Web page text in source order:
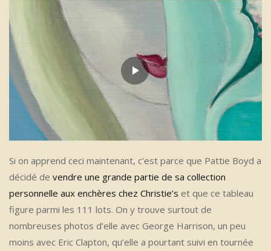
Si on apprend ceci maintenant, c’est parce que Pattie Boyd a
décidé de vendre une grande partie de sa collection
personnelle aux enchères chez Christie’s et que ce tableau
figure parmi les 111 lots. On y trouve surtout de
nombreuses photos d’elle avec George Harrison, un peu
moins avec Eric Clapton, qu’elle a pourtant suivi en tournée